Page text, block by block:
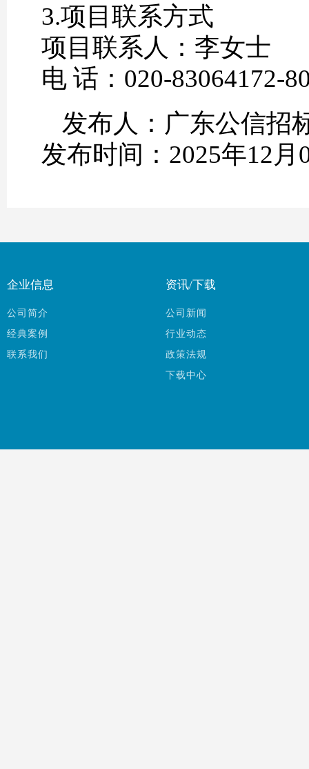
3.项目联系方式
项目联系人：李女士
电 话：020-83064172-
发布人：广东公信招
发布时间：2025年12月
企业信息
公司简介
经典案例
联系我们
资讯/下载
公司新闻
行业动态
政策法规
下载中心